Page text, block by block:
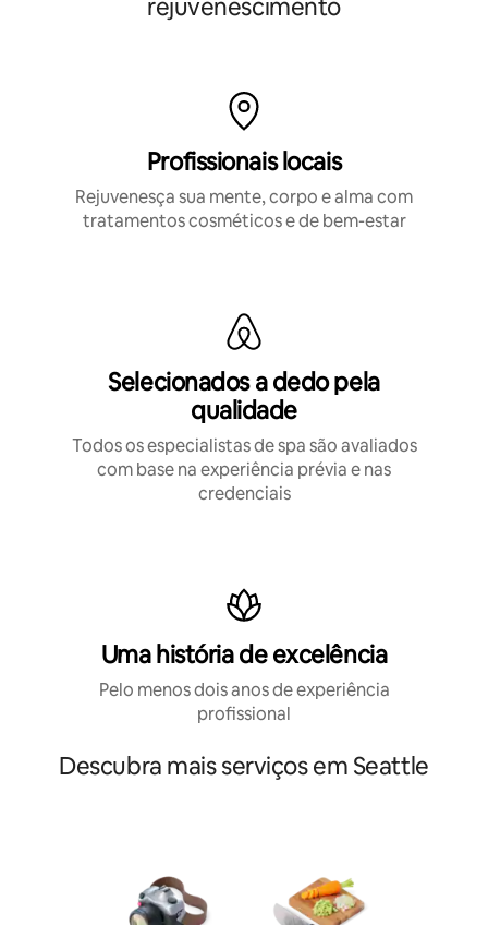
rejuvenescimento
Profissionais locais
Rejuvenesça sua mente, corpo e alma com
tratamentos cosméticos e de bem-estar
Selecionados a dedo pela
qualidade
Todos os especialistas de spa são avaliados
com base na experiência prévia e nas
credenciais
Uma história de excelência
Pelo menos dois anos de experiência
profissional
Descubra mais serviços em Seattle